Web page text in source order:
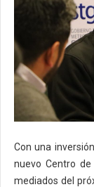
Con una
nuevo Centro
mediados del